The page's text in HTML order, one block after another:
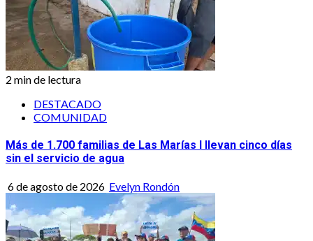
2 min de lectura
DESTACADO
COMUNIDAD
Más de 1.700 familias de Las Marías I llevan cinco días
sin el servicio de agua
6 de agosto de 2026 Evelyn Rondón